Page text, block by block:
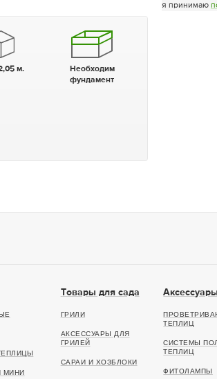
м.
Необходим
фундамент
я принимаю
МИНИ
Товары для сада
ГРИЛИ
АКСЕССУАРЫ ДЛЯ
ГРИЛЕЙ
САРАИ И ХОЗБЛОКИ
ТЕПЛИЦ
СИСТЕМЫ
ТЕПЛИЦ
ФИТОЛАМПЫ